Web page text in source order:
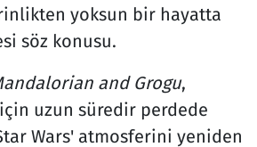
yoksun bir hayatta
söz konusu.
and Grogu,
uzun süredir perdede
Wars' atmosferini yeniden